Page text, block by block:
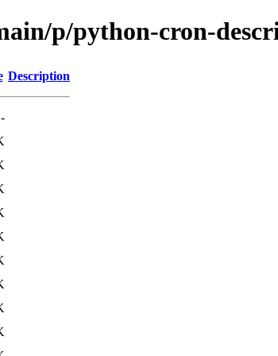
p/python-cron-
Description
-